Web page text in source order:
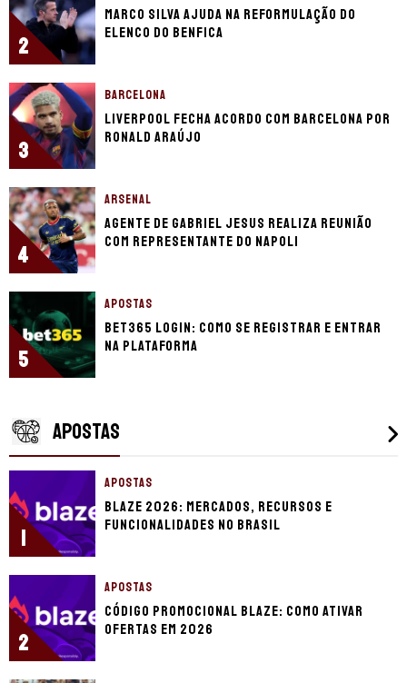
2
Marco Silva ajuda na reformulação do
elenco do Benfica
3
BARCELONA
Liverpool fecha acordo com Barcelona por
Ronald Araújo
4
ARSENAL
Agente de Gabriel Jesus realiza reunião
com representante do Napoli
5
APOSTAS
bet365 login: como se registrar e entrar
na plataforma
APOSTAS
1
APOSTAS
Blaze 2026: mercados, recursos e
funcionalidades no Brasil
2
APOSTAS
Código promocional Blaze: como ativar
ofertas em 2026